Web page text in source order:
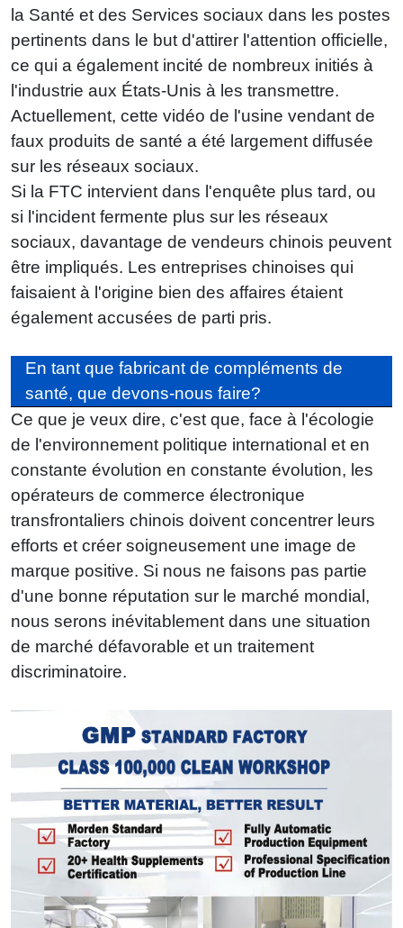
la Santé et des Services sociaux dans les postes
pertinents dans le but d'attirer l'attention officielle,
ce qui a également incité de nombreux initiés à
l'industrie aux États-Unis à les transmettre.
Actuellement, cette vidéo de l'usine vendant de
faux produits de santé a été largement diffusée
sur les réseaux sociaux.
Si la FTC intervient dans l'enquête plus tard, ou
si l'incident fermente plus sur les réseaux
sociaux, davantage de vendeurs chinois peuvent
être impliqués. Les entreprises chinoises qui
faisaient à l'origine bien des affaires étaient
également accusées de parti pris.
En tant que fabricant de compléments de
santé, que devons-nous faire?
Ce que je veux dire, c'est que, face à l'écologie
de l'environnement politique international et en
constante évolution en constante évolution, les
opérateurs de commerce électronique
transfrontaliers chinois doivent concentrer leurs
efforts et créer soigneusement une image de
marque positive. Si nous ne faisons pas partie
d'une bonne réputation sur le marché mondial,
nous serons inévitablement dans une situation
de marché défavorable et un traitement
discriminatoire.